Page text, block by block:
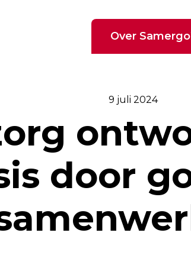
Over Samergo
9 juli 2024
door